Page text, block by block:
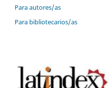
Para autores/as
Para bibliotecarios/as